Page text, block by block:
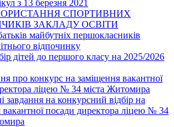
з 13 березня 2021
СПОРТИВНИХ
ЗАКЛАДУ ОСВІТИ
майбутніх першокласників
відпочинку
дітей до першого класу на 2025/2026
про конкурс на заміщення вакантної
ліцею № 34 міста Житомира
завдання на конкурсний відбір на
вакантної посади директора ліцею № 34